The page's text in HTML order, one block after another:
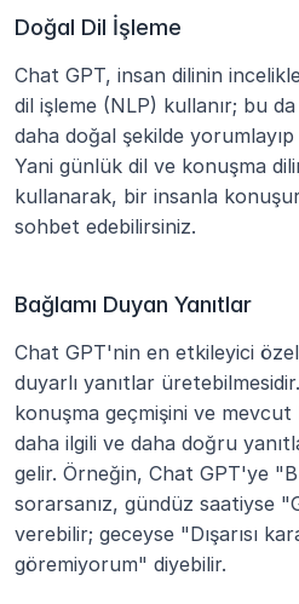
Doğal Dil İşleme
Chat GPT, insan dilinin
dil işleme (NLP) kullanır; bu
daha doğal şekilde yorumlayıp
Yani günlük dil ve konuşma
kullanarak, bir insanla
sohbet edebilirsiniz.
Bağlamı Duyan Yanıtlar
Chat GPT'nin en etkileyici
duyarlı yanıtlar
konuşma geçmişini ve mevcut
daha ilgili ve daha doğru
gelir. Örneğin, Chat GPT'ye
sorarsanız, gündüz saatiyse
verebilir; geceyse "Dışarısı
göremiyorum" diyebilir.